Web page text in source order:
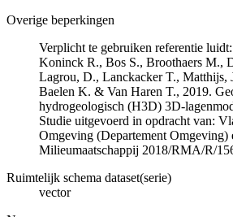
Overige beperkingen
Verplicht te gebruiken referentie
Koninck R., Bos S., Broothaers M.,
Lagrou, D., Lanckacker T., Matthijs,
Baelen K. & Van Haren T., 2019.
hydrogeologisch (H3D) 3D-
Studie uitgevoerd in opdracht van:
Omgeving (Departement Omgeving)
Milieumaatschappij 2018/RMA/R/
Ruimtelijk schema dataset(serie)
vector